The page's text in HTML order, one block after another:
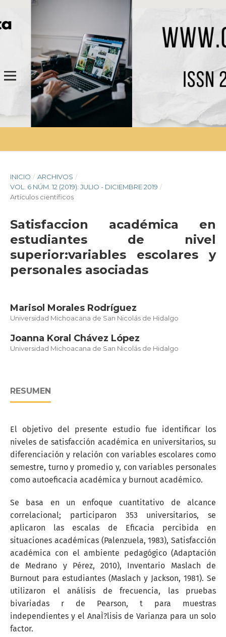
INICIO / ARCHIVOS /
VOL. 6 NÚM. 12 (2019): JULIO - DICIEMBRE 2019 /
Artículos científicos
Satisfaccion académica en
estudiantes de nivel
superior:variables escolares y
personales asociadas
Marisol Morales Rodríguez
Universidad Michoacana de San Nicolás de Hidalgo
Joanna Koral Chávez López
Universidad Michoacana de San Nicolás de Hidalgo
RESUMEN
El objetivo del presente estudio fue identificar los
niveles de satisfacción académica en universitarios, su
diferenciación y relación con variables escolares como
semestre, turno y promedio y, con variables personales
como autoeficacia académica y burnout académico.
Se basa en un enfoque cuantitativo de alcance
correlacional; participaron 353 universitarios, se
aplicaron las escalas de Eficacia percibida en
situaciones académicas (Palenzuela, 1983), Satisfacción
académica con el ambiente pedagógico (Adaptación
de Medrano y Pérez, 2010), Inventario Maslach de
Burnout para estudiantes (Maslach y Jackson, 1981). Se
utilizaron el análisis de frecuencia, las pruebas
bivariadas r de Pearson, t para muestras
independientes y el AnaÌ?lisis de Varianza para un solo
factor.